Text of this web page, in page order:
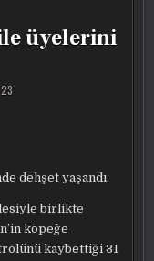
üyelerini
dehşet yaşandı.
birlikte
köpeğe
kaybettiği 31